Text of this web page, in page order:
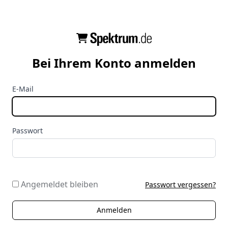
Bei Ihrem Konto anmelden
E-Mail
Passwort
Angemeldet bleiben Passwort vergessen?